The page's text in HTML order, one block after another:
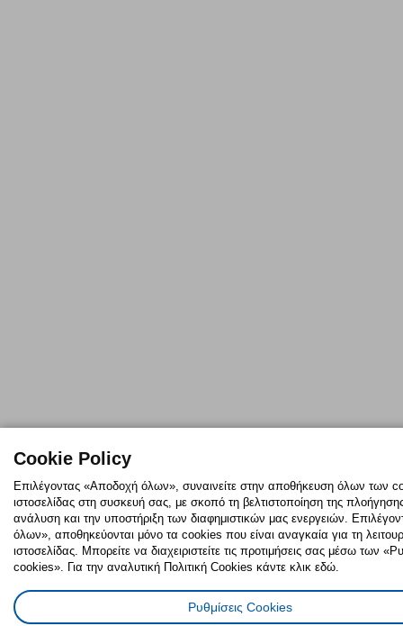
Cookie Policy
Επιλέγοντας «Αποδοχή όλων», συναινείτε στην αποθήκευση όλων των
ιστοσελίδας στη συσκευή σας, με σκοπό τη βελτιστοποίηση της
ανάλυση και την υποστήριξη των διαφημιστικών μας ενεργειών.
όλων», αποθηκεύονται μόνο τα cookies που είναι αναγκαία για τη
ιστοσελίδας. Μπορείτε να διαχειριστείτε τις προτιμήσεις σας μέσω των
cookies». Για την αναλυτική Πολιτική Cookies κάντε κλικ εδώ.
Ρυθμίσεις Cookies